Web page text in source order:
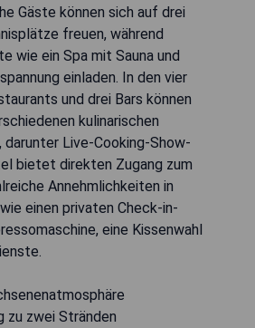
Gäste können sich auf drei
freuen, während
wie ein Spa mit Sauna und
einladen. In den vier
und drei Bars können
kulinarischen
darunter Live-Cooking-Show-
bietet direkten Zugang zum
Annehmlichkeiten in
einen privaten Check-in-
eine Kissenwahl
zu zwei Stränden